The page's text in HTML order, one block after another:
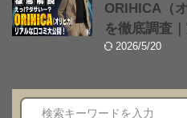
ORIHICA（
を徹底調査
2026/5/20